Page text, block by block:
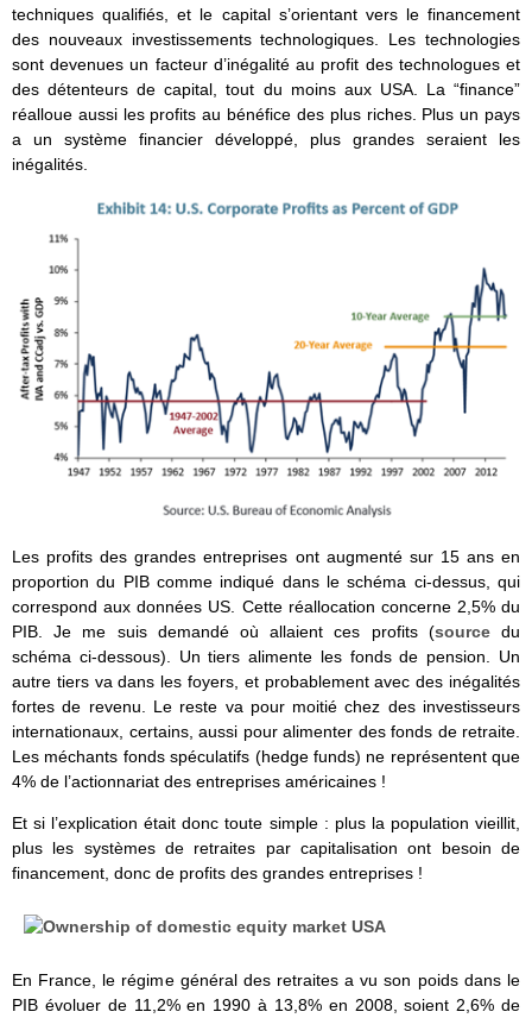
techniques qualifiés, et le capital s’orientant vers le financement
des nouveaux investissements technologiques. Les technologies
sont devenues un facteur d’inégalité au profit des technologues et
des détenteurs de capital, tout du moins aux USA. La “finance”
réalloue aussi les profits au bénéfice des plus riches. Plus un pays
a un système financier développé, plus grandes seraient les
inégalités.
Les profits des grandes entreprises ont augmenté sur 15 ans en
proportion du PIB comme indiqué dans le schéma ci-dessus, qui
correspond aux données US. Cette réallocation concerne 2,5% du
PIB. Je me suis demandé où allaient ces profits (sourcedu
schéma ci-dessous). Un tiers alimente les fonds de pension. Un
autre tiers va dans les foyers, et probablement avec des inégalités
fortes de revenu. Le reste va pour moitié chez des investisseurs
internationaux, certains, aussi pour alimenter des fonds de retraite.
Les méchants fonds spéculatifs (hedge funds) ne représentent que
4% de l’actionnariat des entreprises américaines !
Et si l’explication était donc toute simple : plus la population vieillit,
plus les systèmes de retraites par capitalisation ont besoin de
financement, donc de profits des grandes entreprises !
En France, le régime général des retraites a vu son poids dans le
PIB évoluer de 11,2% en 1990 à 13,8% en 2008, soient 2,6% de